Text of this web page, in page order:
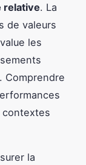
relative. La
de valeurs
les
Comprendre
contextes
la